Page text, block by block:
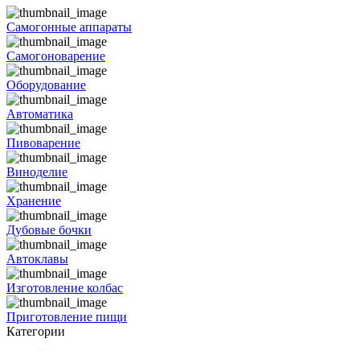
Самогонные аппараты
Самогоноварение
Оборудование
Автоматика
Пивоварение
Виноделие
Хранение
Дубовые бочки
Автоклавы
Изготовление колбас
Приготовление пищи
Категории